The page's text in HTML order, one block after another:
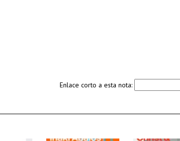
Enlace corto a esta nota: